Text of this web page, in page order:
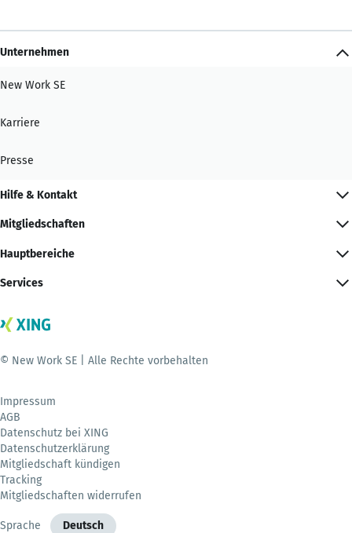
Unternehmen
New Work SE
Karriere
Presse
Hilfe & Kontakt
Mitgliedschaften
Hauptbereiche
Services
© New Work SE | Alle Rechte vorbehalten
Impressum
AGB
Datenschutz bei XING
Datenschutzerklärung
Mitgliedschaft kündigen
Tracking
Mitgliedschaften widerrufen
Sprache Deutsch